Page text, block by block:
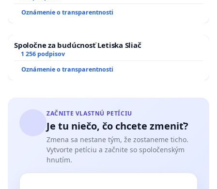
zanedbaného stavu závlahových a odvodňovacích
kanálov na Slovensku
Oznámenie o transparentnosti
Spoločne za budúcnosť Letiska Sliač
1 256 podpisov
Oznámenie o transparentnosti
ZAČNITE VLASTNÚ PETÍCIU
Je tu niečo, čo chcete zmeniť?
Zmena sa nestane tým, že zostaneme ticho.
Vytvorte petíciu a začnite so spoločenským
hnutím.